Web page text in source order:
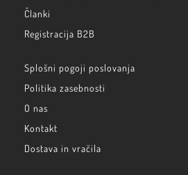
Članki
Registracija B2B
Splošni pogoji poslovanja
Politika zasebnosti
O nas
Kontakt
Dostava in vračila